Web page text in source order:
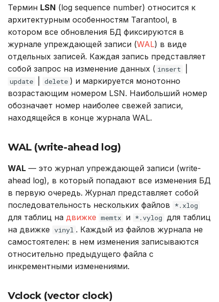
Термин LSN (log sequence number) относится к
архитектурным особенностям Tarantool, в
котором все обновления БД фиксируются в
журнале упреждающей записи (WAL) в виде
отдельных записей. Каждая запись представляет
собой запрос на изменение данных ( insert
update delete ) и маркируется монотонно
возрастающим номером LSN. Наибольший номер
обозначает номер наиболее свежей записи,
находящейся в конце журнала WAL.
WAL (write-ahead log)
WAL — это журнал упреждающей записи (write-
ahead log), в который попадают все изменения БД
в первую очередь. Журнал представляет собой
последовательность нескольких файлов
*.xlog
для таблиц на движке memtx и *.vylog для таблиц
на движке vinyl . Каждый из файлов журнала не
самостоятелен: в нем изменения записываются
относительно предыдущего файла с
инкрементными изменениями.
Vclock (vector clock)